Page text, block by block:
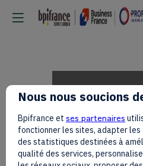
Louis
Saha,
Nous nous soucions
Bpifrance et ses partenaires
fonctionner les sites, adapter
des statistiques destinées à
qualité des services,